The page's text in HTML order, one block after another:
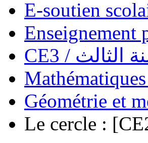
E-soutien
Enseignement
Géométrie et
Le cercle :